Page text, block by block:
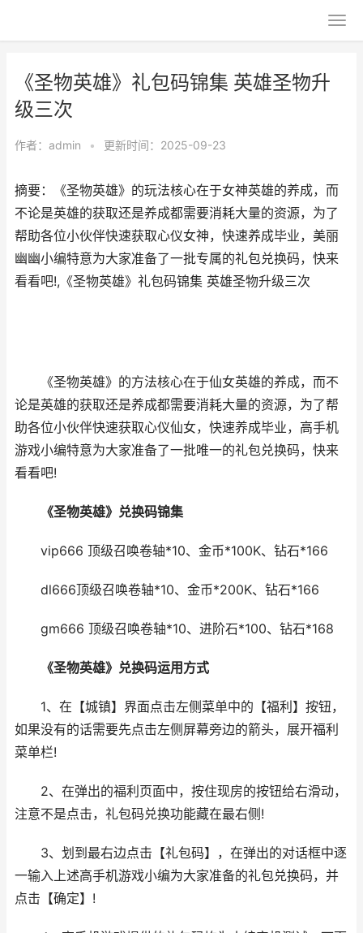
《圣物英雄》礼包码锦集 英雄圣物升
级三次
作者： admin • 更新时间：2025-09-23
摘要：《圣物英雄》的玩法核心在于女神英雄的养成，而
不论是英雄的获取还是养成都需要消耗大量的资源，为了
帮助各位小伙伴快速获取心仪女神，快速养成毕业，美丽
幽幽小编特意为大家准备了一批专属的礼包兑换码，快来
看看吧!,《圣物英雄》礼包码锦集 英雄圣物升级三次
《圣物英雄》的方法核心在于仙女英雄的养成，而不
论是英雄的获取还是养成都需要消耗大量的资源，为了帮
助各位小伙伴快速获取心仪仙女，快速养成毕业，高手机
游戏小编特意为大家准备了一批唯一的礼包兑换码，快来
看看吧!
《圣物英雄》兑换码锦集
vip666 顶级召唤卷轴*10、金币*100K、钻石*166
dl666顶级召唤卷轴*10、金币*200K、钻石*166
gm666 顶级召唤卷轴*10、进阶石*100、钻石*168
《圣物英雄》兑换码运用方式
1、在【城镇】界面点击左侧菜单中的【福利】按钮，
如果没有的话需要先点击左侧屏幕旁边的箭头，展开福利
菜单栏!
2、在弹出的福利页面中，按住现房的按钮给右滑动，
注意不是点击，礼包码兑换功能藏在最右侧!
3、划到最右边点击【礼包码】，在弹出的对话框中逐
一输入上述高手机游戏小编为大家准备的礼包兑换码，并
点击【确定】!